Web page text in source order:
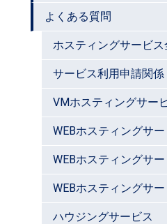
よくある質問
ホスティングサービス
サービス利用申請関係
VMホスティングサー
WEBホスティングサー
WEBホスティングサ
WEBホスティングサ
ハウジングサービス